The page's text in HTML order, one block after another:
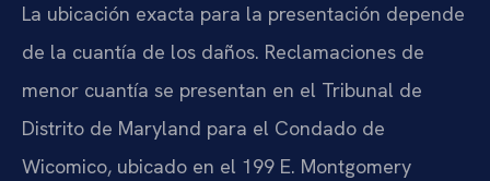
La ubicación exacta para la presentación depende
de la cuantía de los daños. Reclamaciones de
menor cuantía se presentan en el Tribunal de
Distrito de Maryland para el Condado de
Wicomico, ubicado en el 199 E. Montgomery